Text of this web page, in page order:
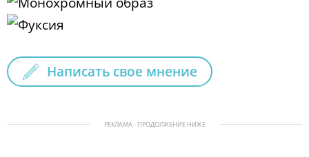
Написать свое мнение
РЕКЛАМА - ПРОДОЛЖЕНИЕ НИЖЕ